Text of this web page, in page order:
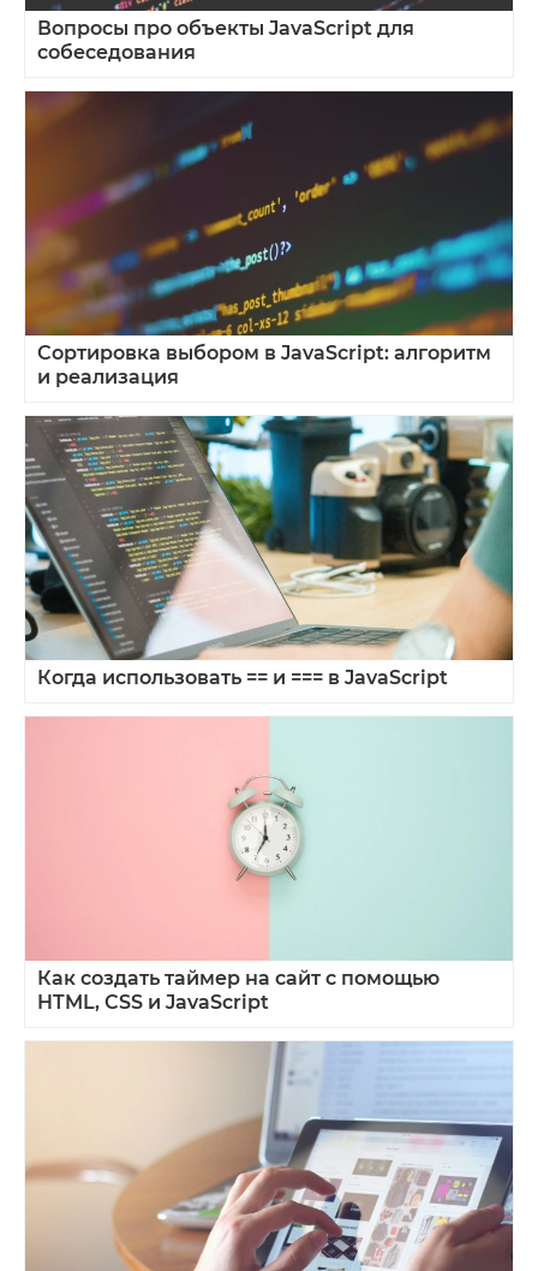
Вопросы про объекты JavaScript для
собеседования
Сортировка выбором в JavaScript: алгоритм
и реализация
Когда использовать == и === в JavaScript
Как создать таймер на сайт с помощью
HTML, CSS и JavaScript